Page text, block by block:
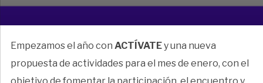
Empezamos el año con ACTÍVATEy una nueva
propuesta de actividades para el mes de enero, con el